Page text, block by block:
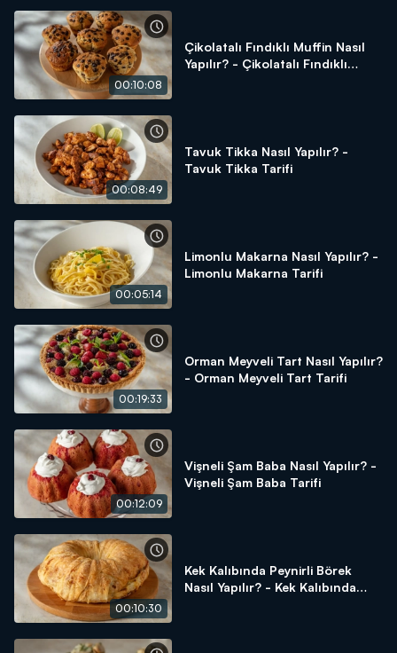
00:10:08
Çikolatalı Fındıklı Muffin Nasıl
Yapılır? - Çikolatalı Fındıklı
00:08:49
Tavuk Tikka Nasıl Yapılır? -
Tavuk Tikka Tarifi
00:05:14
Limonlu Makarna Nasıl Yapılır? -
Limonlu Makarna Tarifi
00:19:33
Orman Meyveli Tart Nasıl Yapılır?
- Orman Meyveli Tart Tarifi
00:12:09
Vişneli Şam Baba Nasıl Yapılır? -
Vişneli Şam Baba Tarifi
00:10:30
Kek Kalıbında Peynirli Börek
Nasıl Yapılır? - Kek Kalıbında